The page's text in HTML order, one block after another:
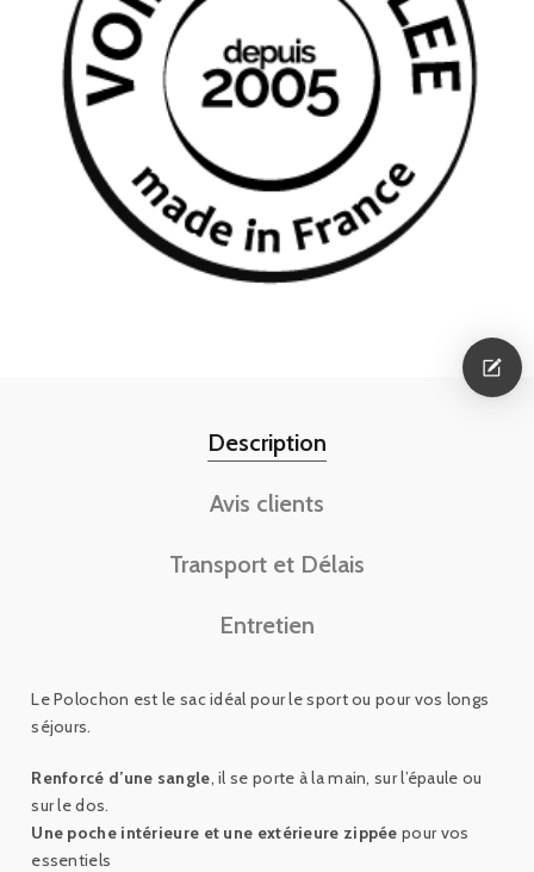
Description
Avis clients
Transport et Délais
Entretien
Le Polochon est le sac idéal pour le sport ou pour vos longs
séjours.
Renforcé d’une sangle, il se porte à la main, sur l’épaule ou
sur le dos.
Une poche intérieure et une extérieure zippée pour vos
essentiels